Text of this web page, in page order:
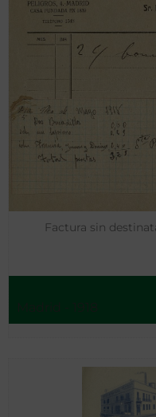
Factura sin